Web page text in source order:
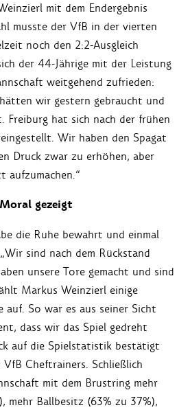
mit dem Endergebnis
musste der VfB in der vierten
noch den 2:2-Ausgleich
der 44-Jährige mit der Leistung
weitgehend zufrieden:
wir gestern gebraucht und
Freiburg hat sich nach der frühen
Wir haben den Spagat
Druck zwar zu erhöhen, aber
gezeigt
die Ruhe bewahrt und einmal
sind nach dem Rückstand
unsere Tore gemacht und sind
Markus Weinzierl einige
auf. So war es aus seiner Sicht
dass wir das Spiel gedreht
auf die Spielstatistik bestätigt
VfB Cheftrainers. Schließlich
mit dem Brustring mehr
mehr Ballbesitz (63% zu 37%),